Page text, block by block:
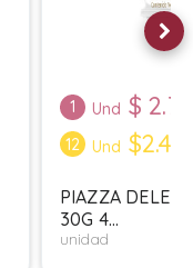
1 Und $
12 Und
PIAZZA
30G 4...
unidad